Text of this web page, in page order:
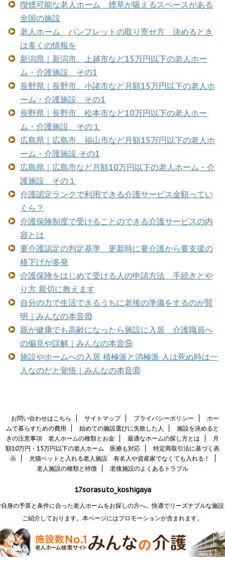
喫煙可能な老人ホーム 煙草が吸えるスペースがある
全国の施設
老人ホーム パンフレットの取り寄せ方 決めるとき
は多くの情報を
新潟県｜新潟市、上越市など15万円以下の老人ホー
ム・介護施設 その1
長野県｜長野市、小諸市など月額15万円以下の老人ホ
ーム・介護施設 その1
長野県｜長野市、松本市など10万円以下の老人ホー
ム・介護施設 その１
広島県｜広島市、福山市など月額15万円以下の老人ホ
ーム・介護施設 その1
広島県｜広島市など月額10万円以下の老人ホーム・介
護施設 その１
介護認定ランクで利用できる介護サービス金額ってい
くら？
介護保険制度で受けることのできる介護サービスの内
容とは
要介護認定の判定基準 更新時に要介護から要支援の
格下げが多発
介護保険をはじめて受ける人の申請方法 手続きとや
り方 親切に教えます
自分の力で生活できるうちに老後の準備をするのが賢
明｜みんなの本音⑩
親が健康でも高齢になったら施設に入居 介護職員へ
の偏見や誤解｜みんなの本音⑨
施設やホームへの入居 積極派と消極派 人は死ぬ時は一
人なのだと覚悟｜みんなの本音⑧
お問い合わせはこちら サイトマップ プライバシーポリシー
ホー
ムで暮らすための費用
始めての施設選びに失敗した人
施設を決めると
きの注意事項 老人ホームの種類とお金
最適なホームの探し方とは
月
額10万円・15万円以下の老人ホーム 医療も対応
特定商取引法に基づく表
示
犬猫ペットと入れる老人施設 有名人や資産家でなくても入れる！
老人施設の種類と特徴
老後施設のよくあるトラブル
17sorasuto_koshigaya
身の予算と条件に合った老人ホームをお探しの方へ。快適でリーズナブルな施
ご紹介しております。本ページにはプロモーションが含まれます。